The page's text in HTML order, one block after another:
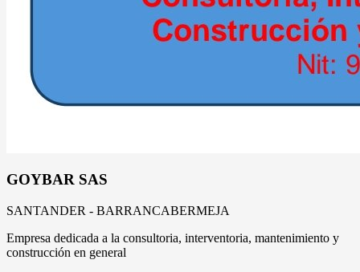
GOYBAR SAS
SANTANDER - BARRANCABERMEJA
Empresa dedicada a la consultoria, interventoria, mantenimiento y
construcción en general